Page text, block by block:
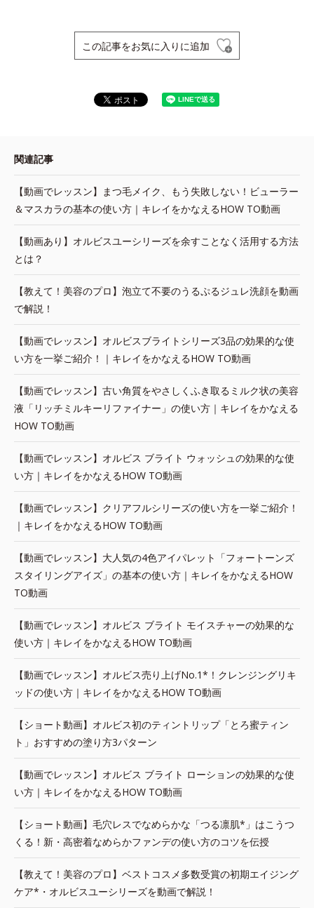
この記事をお気に入りに追加
関連記事
【動画でレッスン】まつ毛メイク、もう失敗しない！ビューラー
＆マスカラの基本の使い方｜キレイをかなえるHOW TO動画
【動画あり】オルビスユーシリーズを余すことなく活用する方法
とは？
【教えて！美容のプロ】泡立て不要のうるぷるジュレ洗顔を動画
で解説！
【動画でレッスン】オルビスブライトシリーズ3品の効果的な使
い方を一挙ご紹介！｜キレイをかなえるHOW TO動画
【動画でレッスン】古い角質をやさしくふき取るミルク状の美容
液「リッチミルキーリファイナー」の使い方｜キレイをかなえる
HOW TO動画
【動画でレッスン】オルビス ブライト ウォッシュの効果的な使
い方｜キレイをかなえるHOW TO動画
【動画でレッスン】クリアフルシリーズの使い方を一挙ご紹介！
｜キレイをかなえるHOW TO動画
【動画でレッスン】大人気の4色アイパレット「フォートーンズ
スタイリングアイズ」の基本の使い方｜キレイをかなえるHOW
TO動画
【動画でレッスン】オルビス ブライト モイスチャーの効果的な
使い方｜キレイをかなえるHOW TO動画
【動画でレッスン】オルビス売り上げNo.1*！クレンジングリキ
ッドの使い方｜キレイをかなえるHOW TO動画
【ショート動画】オルビス初のティントリップ「とろ蜜ティン
ト」おすすめの塗り方3パターン
【動画でレッスン】オルビス ブライト ローションの効果的な使
い方｜キレイをかなえるHOW TO動画
【ショート動画】毛穴レスでなめらかな「つる凛肌*」はこうつ
くる！新・高密着なめらかファンデの使い方のコツを伝授
【教えて！美容のプロ】ベストコスメ多数受賞の初期エイジング
ケア*・オルビスユーシリーズを動画で解説！